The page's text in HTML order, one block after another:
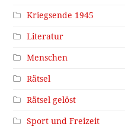
Kriegsende 1945
Literatur
Menschen
Rätsel
Rätsel gelöst
Sport und Freizeit